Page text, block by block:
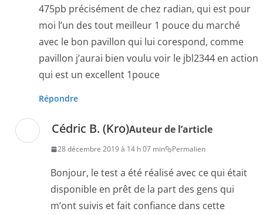
475pb précisément de chez radian, qui est pour
moi l’un des tout meilleur 1 pouce du marché
avec le bon pavillon qui lui corespond, comme
pavillon j’aurai bien voulu voir le jbl2344 en action
qui est un excellent 1pouce
Répondre
Cédric B. (Kro)Auteur de l’article
28 décembre 2019 à 14 h 07 min Permalien
Bonjour, le test a été réalisé avec ce qui était
disponible en prêt de la part des gens qui
m’ont suivis et fait confiance dans cette